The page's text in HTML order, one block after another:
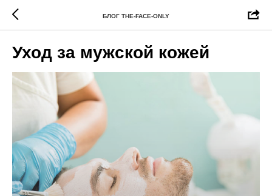
БЛОГ THE-FACE-ONLY
Уход за мужской кожей